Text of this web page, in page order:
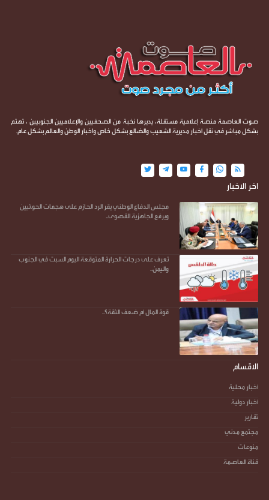
صوت العاصمة منصة إعلامية مستقلة، يديرها نخبة من الصحفيين والإعلاميين الجنوبيين ، تهتم
بشكل مباشر في نقل اخبار مديرية الشعيب والضالع بشكل خاص واخبار الوطن والعالم بشكل عام.
اخر الاخبار
مجلس الدفاع الوطني يقر الرد الحازم على هجمات الحو.ثيين
ويرفع الجاهزية القصوى..
تعرف على درجات الحرارة المتوقعة اليوم السبت في الجنوب
واليمن..
قوة المال أم ضعف الثقة؟..
الاقسام
أخبار محلية
أخبار دولية
تقارير
مجتمع مدني
منوعات
قناة العاصمة